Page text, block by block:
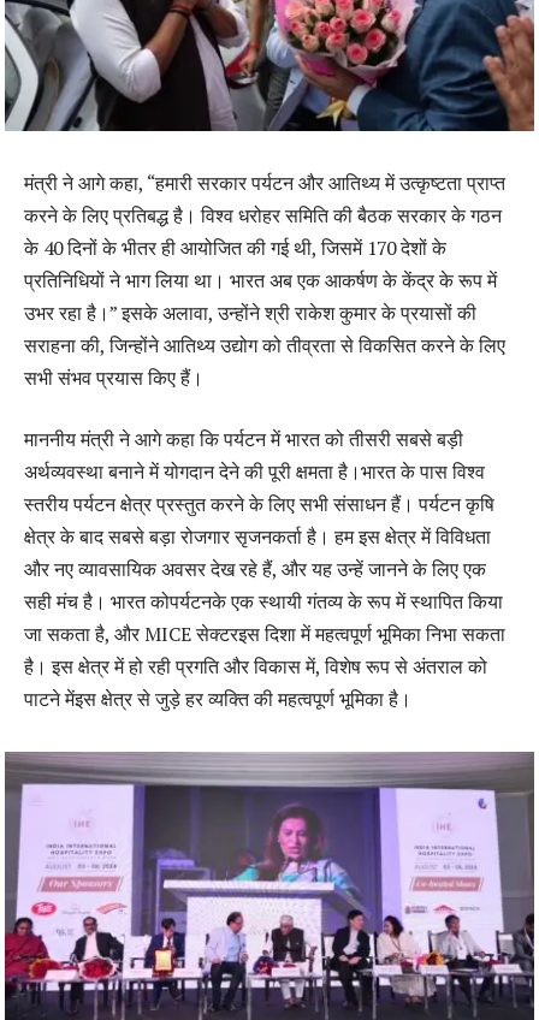
मंत्री ने आगे कहा, “हमारी सरकार पर्यटन और आतिथ्य में उत्कृष्टता प्राप्त
करने के लिए प्रतिबद्ध है। विश्व धरोहर समिति की बैठक सरकार के गठन
के 40 दिनों के भीतर ही आयोजित की गई थी, जिसमें 170 देशों के
प्रतिनिधियों ने भाग लिया था। भारत अब एक आकर्षण के केंद्र के रूप में
उभर रहा है।” इसके अलावा, उन्होंने श्री राकेश कुमार के प्रयासों की
सराहना की, जिन्होंने आतिथ्य उद्योग को तीव्रता से विकसित करने के लिए
सभी संभव प्रयास किए हैं।
माननीय मंत्री ने आगे कहा कि पर्यटन में भारत को तीसरी सबसे बड़ी
अर्थव्यवस्था बनाने में योगदान देने की पूरी क्षमता है।भारत के पास विश्व
स्तरीय पर्यटन क्षेत्र प्रस्तुत करने के लिए सभी संसाधन हैं। पर्यटन कृषि
क्षेत्र के बाद सबसे बड़ा रोजगार सृजनकर्ता है। हम इस क्षेत्र में विविधता
और नए व्यावसायिक अवसर देख रहे हैं, और यह उन्हें जानने के लिए एक
सही मंच है। भारत कोपर्यटनके एक स्थायी गंतव्य के रूप में स्थापित किया
जा सकता है, और MICE सेक्टरइस दिशा में महत्वपूर्ण भूमिका निभा सकता
है। इस क्षेत्र में हो रही प्रगति और विकास में, विशेष रूप से अंतराल को
पाटने मेंइस क्षेत्र से जुड़े हर व्यक्ति की महत्वपूर्ण भूमिका है।